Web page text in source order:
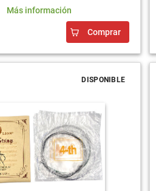
Más información
Comprar
DISPONIBLE